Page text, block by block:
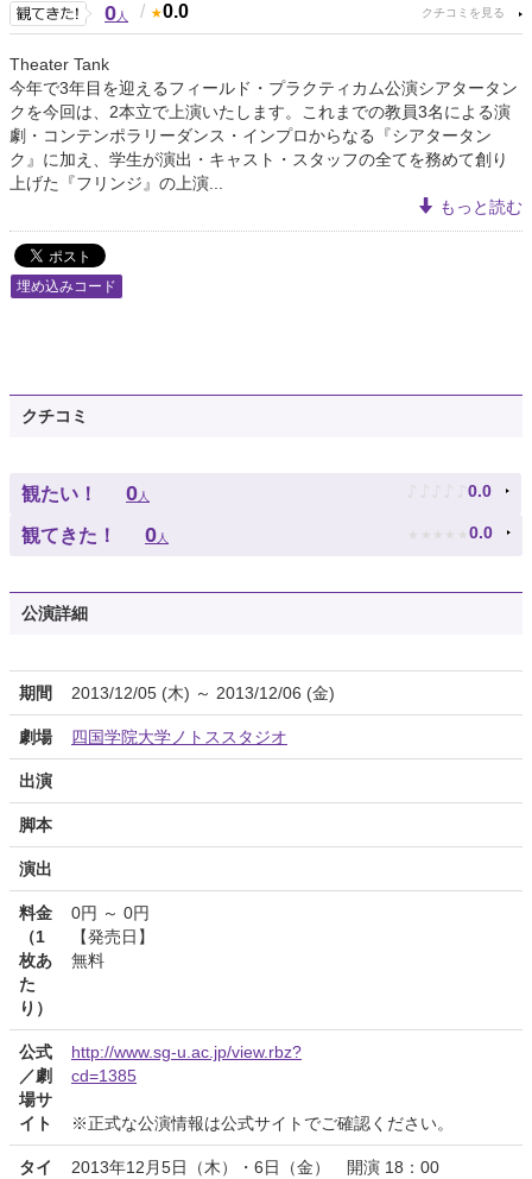
0人 / 0.0
Theater Tank
今年で3年目を迎えるフィールド・プラクティカム公演シアタータン
クを今回は、2本立で上演いたします。これまでの教員3名による演
劇・コンテンポラリーダンス・インプロからなる『シアタータン
ク』に加え、学生が演出・キャスト・スタッフの全てを務めて創り
上げた『フリンジ』の上演...
もっと読む
埋め込みコード
クチコミ
観たい！ 0人 ♪ ♪ ♪ ♪ ♪ 0.0
観てきた！ 0人 ★ ★ ★ ★ ★ 0.0
公演詳細
期間 2013/12/05 (木) ～ 2013/12/06 (金)
劇場 四国学院大学ノトススタジオ
出演
脚本
演出
料金
（1
枚あ
た
り）
0円 ～ 0円
【発売日】
無料
公式
／劇
場サ
イト
http://www.sg-u.ac.jp/view.rbz?
cd=1385
※正式な公演情報は公式サイトでご確認ください。
タイ
2013年12月5日（木）・6日（金） 開演 18：00